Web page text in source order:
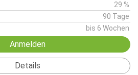
29 %
90 Tage
bis 6 Wochen
Anmelden
Details